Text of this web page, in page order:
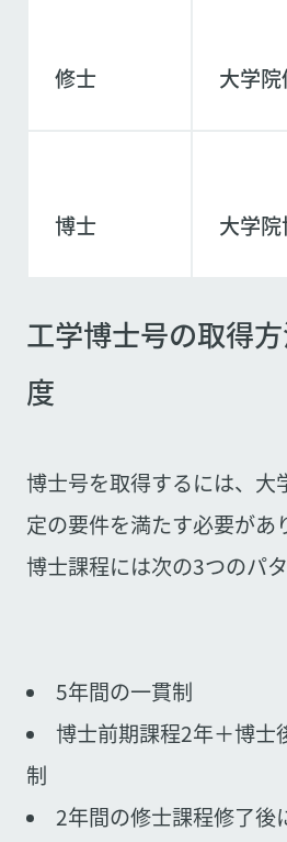
修士 大学
博士 大学
工学博士号の取得
度
博士号を取得するには、大
定の要件を満たす必要があ
博士課程には次の3つのパタ
5年間の一貫制
博士前期課程2年＋博士
制
2年間の修士課程修了後